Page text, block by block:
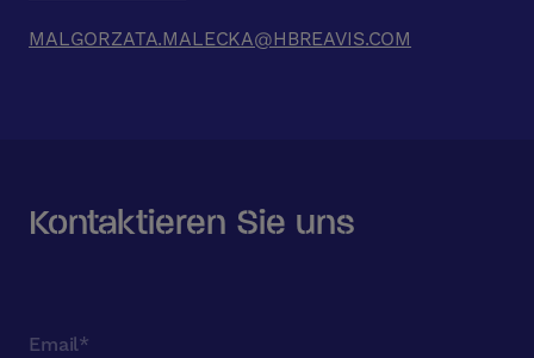
MALGORZATA.MALECKA@HBREAVIS.COM
Kontaktieren Sie uns